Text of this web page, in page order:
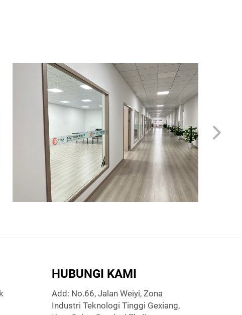
HUBUNGI KAMI
Add: No.66, Jalan Weiyi, Zona
Industri Teknologi Tinggi Gexiang,